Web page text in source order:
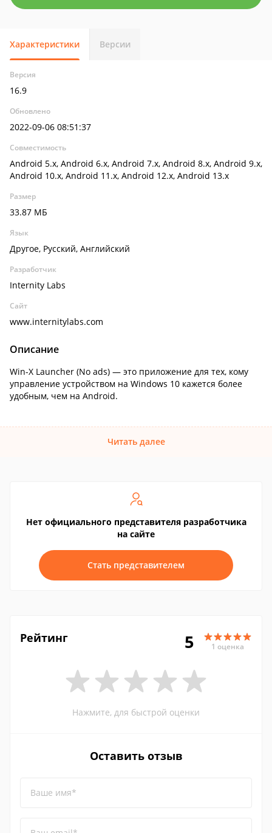
Характеристики Версии
Версия
16.9
Обновлено
2022-09-06 08:51:37
Совместимость
Android 5.x, Android 6.x, Android 7.x, Android 8.x, Android 9.x,
Android 10.x, Android 11.x, Android 12.x, Android 13.x
Размер
33.87 МБ
Язык
Другое, Русский, Английский
Разработчик
Internity Labs
Сайт
www.internitylabs.com
Описание
Win-X Launcher (No ads) — это приложение для тех, кому
управление устройством на Windows 10 кажется более
удобным, чем на Android.
Читать далее
Нет официального представителя разработчика
на сайте
Стать представителем
Рейтинг 5 1 оценка
Нажмите, для быстрой оценки
Оставить отзыв
Ваше имя*